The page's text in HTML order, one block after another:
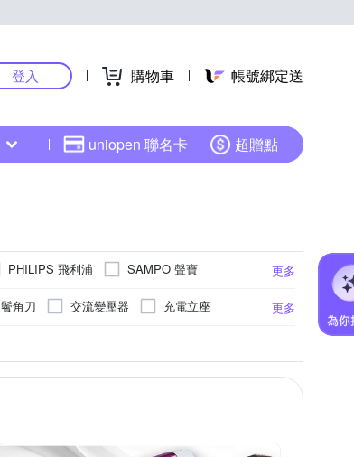
登入 購物車 帳號綁定送
uniopen 聯名卡 超贈點
更多
PHILIPS 飛利浦
SAMPO 聲寶
更多
鬢角刀 交流變壓器
充電立座